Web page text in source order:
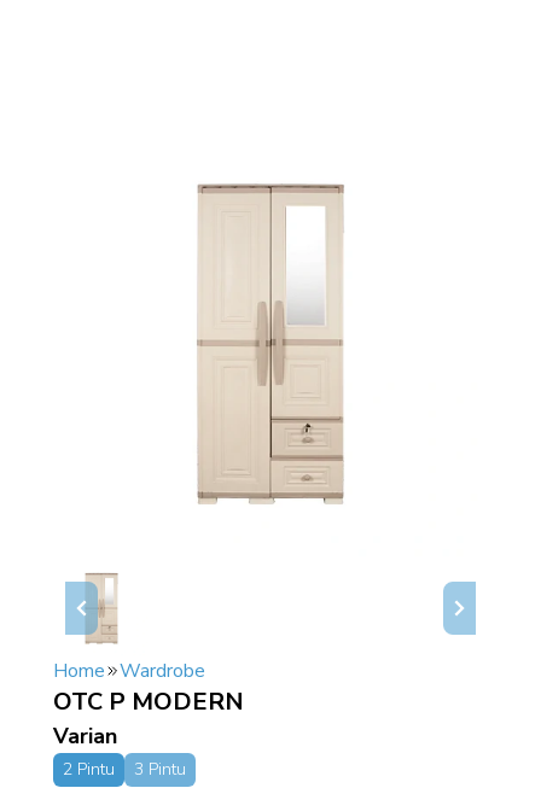
Home Wardrobe
OTC P MODERN
Varian
2 Pintu 3 Pintu